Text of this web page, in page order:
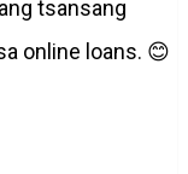
tsansang
online loans. 😊